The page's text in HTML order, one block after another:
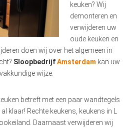
keuken? Wij
demonteren en
verwijderen uw
oude keuken en
doen wij over het algemeen in
SloopbedrijfAmsterdam kan uw
wijze.
betreft met een paar wandtegels
klaar! Rechte keukens, keukens in L
Daarnaast verwijderen wij